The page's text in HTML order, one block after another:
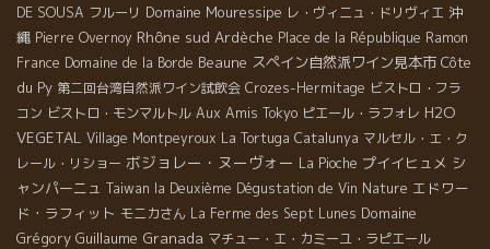
DE SOUSA フルーリ Domaine Mouressipe レ・ヴィニュ・ドリヴィエ 沖
縄 Pierre Overnoy Rhône sud Ardèche Place de la République Ramon
France Domaine de la Borde Beaune スペイン自然派ワイン見本市 Côte
du Py 第二回台湾自然派ワイン試飲会 Crozes-Hermitage ビストロ・フラ
コン ビストロ・モンマルトル Aux Amis Tokyo ピエール・ラフォレ H2O
VEGETAL Village Montpeyroux La Tortuga Catalunya マルセル・エ・ク
レール・リショー ボジョレー・ヌーヴォー La Pioche プイイヒュメ シ
ャンパーニュ Taiwan la Deuxième Dégustation de Vin Nature エドワー
ド・ラフィット モニカさん La Ferme des Sept Lunes Domaine
Grégory Guillaume Granada マチュー・エ・カミーユ・ラピエール